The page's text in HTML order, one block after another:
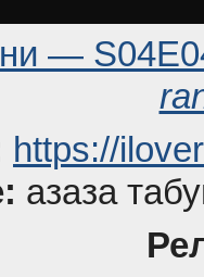
—
https://
азаза